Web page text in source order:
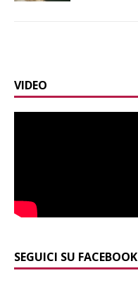
VIDEO
SEGUICI SU FACEBOOK